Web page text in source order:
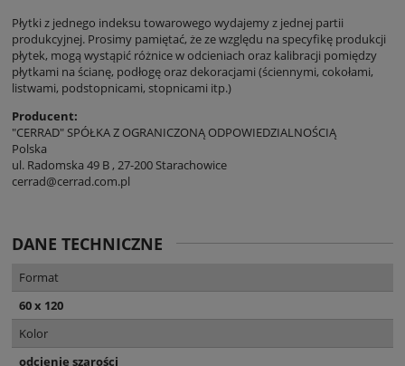
Płytki z jednego indeksu towarowego wydajemy z jednej partii
produkcyjnej. Prosimy pamiętać, że ze względu na specyfikę produkcji
płytek, mogą wystąpić różnice w odcieniach oraz kalibracji pomiędzy
płytkami na ścianę, podłogę oraz dekoracjami (ściennymi, cokołami,
listwami, podstopnicami, stopnicami itp.)
Producent:
"CERRAD" SPÓŁKA Z OGRANICZONĄ ODPOWIEDZIALNOŚCIĄ
Polska
ul. Radomska 49 B , 27-200 Starachowice
cerrad@cerrad.com.pl
DANE TECHNICZNE
Format
60 x 120
Kolor
odcienie szarości